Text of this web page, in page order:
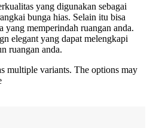
yang digunakan sebagai
bunga hias. Selain itu bisa
yang memperindah ruangan anda.
elegant yang dapat melengkapi
ruangan anda.
multiple variants. The options may